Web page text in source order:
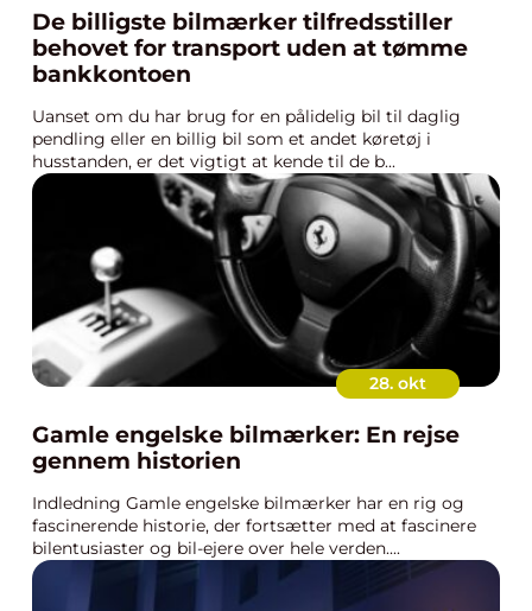
De billigste bilmærker tilfredsstiller
behovet for transport uden at tømme
bankkontoen
Uanset om du har brug for en pålidelig bil til daglig
pendling eller en billig bil som et andet køretøj i
husstanden, er det vigtigt at kende til de b...
28. okt
Gamle engelske bilmærker: En rejse
gennem historien
Indledning Gamle engelske bilmærker har en rig og
fascinerende historie, der fortsætter med at fascinere
bilentusiaster og bil-ejere over hele verden....